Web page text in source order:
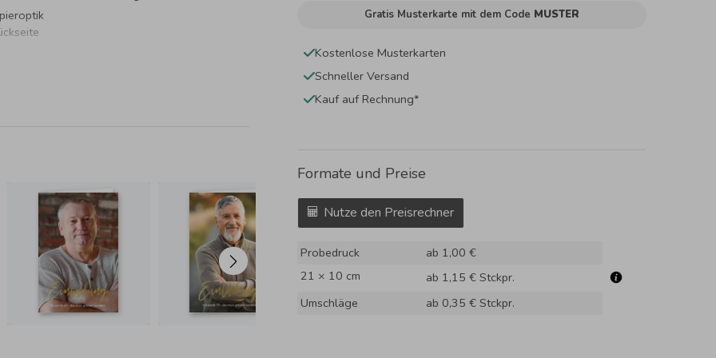
Gratis Musterkarte mit dem Code MUSTER
Kostenlose Musterkarten
Schneller Versand
Kauf auf Rechnung*
Formate und Preise
Nutze den Preisrechner
Probedruck
ab 1,00 €
21 × 10 cm
ab 1,15 € Stckpr.
Umschläge
ab 0,35 € Stckpr.